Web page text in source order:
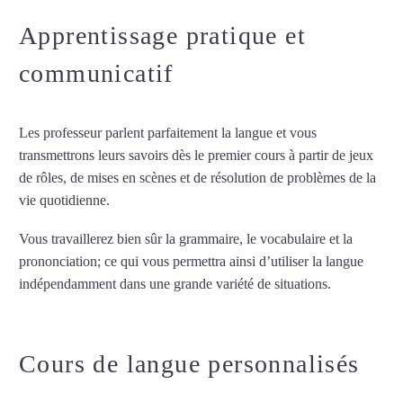
Apprentissage pratique et
communicatif
Les professeur parlent parfaitement la langue et vous
transmettrons leurs savoirs dès le premier cours à partir de jeux
de rôles, de mises en scènes et de résolution de problèmes de la
vie quotidienne.
Vous travaillerez bien sûr la grammaire, le vocabulaire et la
prononciation; ce qui vous permettra ainsi d’utiliser la langue
indépendamment dans une grande variété de situations.
Cours de langue personnalisés